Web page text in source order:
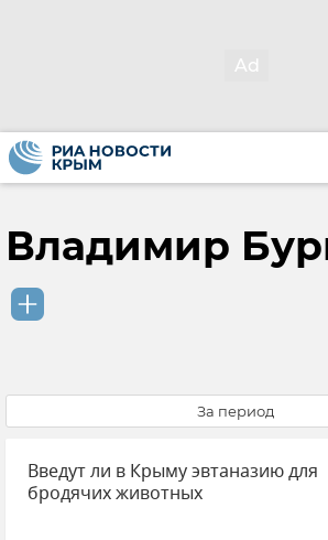
Владимир
За период
Введут ли в Крыму эвтаназию для
бродячих животных